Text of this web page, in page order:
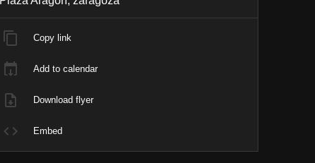
Copy link
Add to calendar
Download flyer
Embed